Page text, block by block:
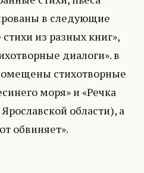
в следующие
из разных книг»,
диалоги». в
стихотворные
моря» и «Речка
области), а
обвиняет».